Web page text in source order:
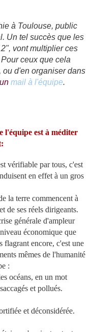
à Toulouse, public
Un tel succès que les
vont multiplier ces
ceux que cela
ou d'en organiser dans
un mail à l'équipe.
l'équipe est à méditer
vérifiable par tous, c'est
en effet à un gros
la terre commencent à
de ses réels dirigeants.
générale d'ampleur
économique que
encore, c'est une
mêmes de l'humanité
:
océans, en un mot
et pollués.
et déconsidérée.